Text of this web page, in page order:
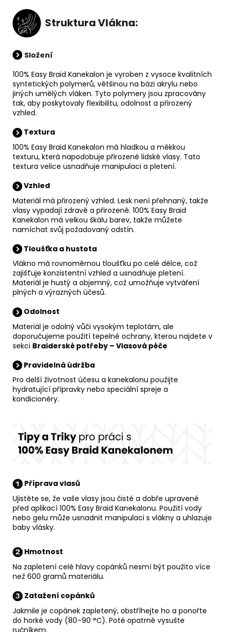
Struktura Vlákna:
Složení
100% Easy Braid Kanekalon je vyroben z vysoce kvalitních
syntetických polymerů, většinou na bázi akrylu nebo
jiných umělých vláken. Tyto polymery jsou zpracovány
tak, aby poskytovaly flexibilitu, odolnost a přirozený
vzhled.
Textura
100% Easy Braid Kanekalon má hladkou a měkkou
texturu, která napodobuje přirozené lidské vlasy. Tato
textura velice usnadňuje manipulaci a pletení.
Vzhled
Materiál má přirozený vzhled. Lesk není přehnaný, takže
vlasy vypadají zdravě a přirozeně. 100% Easy Braid
Kanekalon má velkou škálu barev, takže můžete
namíchat svůj požadovaný odstín.
Tloušťka a hustota
Vlákno má rovnoměrnou tloušťku po celé délce, což
zajišťuje konzistentní vzhled a usnadňuje pletení.
Materiál je hustý a objemný, což umožňuje vytváření
plných a výrazných účesů.
Odolnost
Materiál je odolný vůči vysokým teplotám, ale
doporučujeme použití tepelné ochrany, kterou najdete v
sekci Braiderské potřeby – Vlasová péče
Pravidelná údržba
Pro delší životnost účesu a kanekalonu použijte
hydratující přípravky nebo speciální spreje a
kondicionéry.
Příprava vlasů
Ujistěte se, že vaše vlasy jsou čisté a dobře upravené
před aplikací 100% Easy Braid Kanekalonu. Použití vody
nebo gelu může usnadnit manipulaci s vlákny a uhlazuje
baby vlásky.
Hmotnost
Na zapletení celé hlavy copánků nesmí být použito více
než 600 gramů materiálu.
Zatažení copánků
Jakmile je copánek zapletený, obstříhejte ho a ponořte
do horké vody (80–90 °C). Poté opatrně vysušte